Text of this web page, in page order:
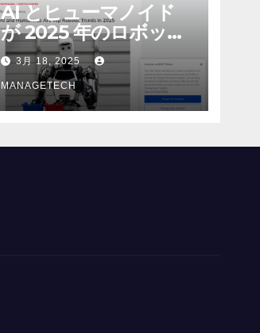
AI とヒューマノイド
が 2025 年のロボット
のトップトレンドに |
ASSEMBLY
3月 18, 2025
MANAGETECH